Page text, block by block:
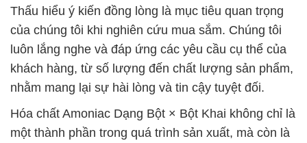
Thấu hiểu ý kiến đồng lòng là mục tiêu quan trọng
của chúng tôi khi nghiên cứu mua sắm. Chúng tôi
luôn lắng nghe và đáp ứng các yêu cầu cụ thể của
khách hàng, từ số lượng đến chất lượng sản phẩm,
nhằm mang lại sự hài lòng và tin cậy tuyệt đối.
Hóa chất Amoniac Dạng Bột × Bột Khai không chỉ là
một thành phần trong quá trình sản xuất, mà còn là